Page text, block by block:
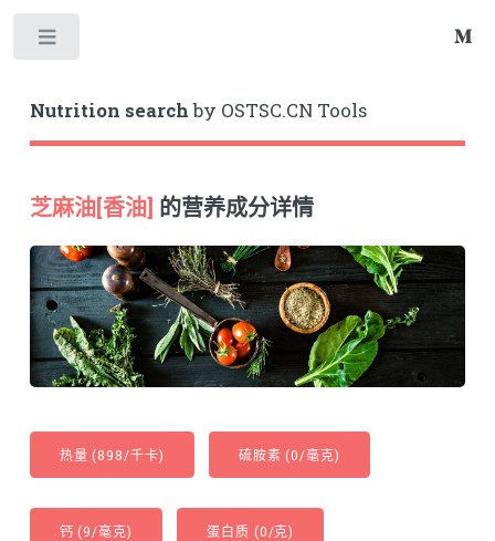
Nutrition searchby OSTSC.CN Tools
芝麻油[香油] 的营养成分详情
热量 (898/千卡) 硫胺素 (0/毫克)
钙 (9/毫克) 蛋白质 (0/克)